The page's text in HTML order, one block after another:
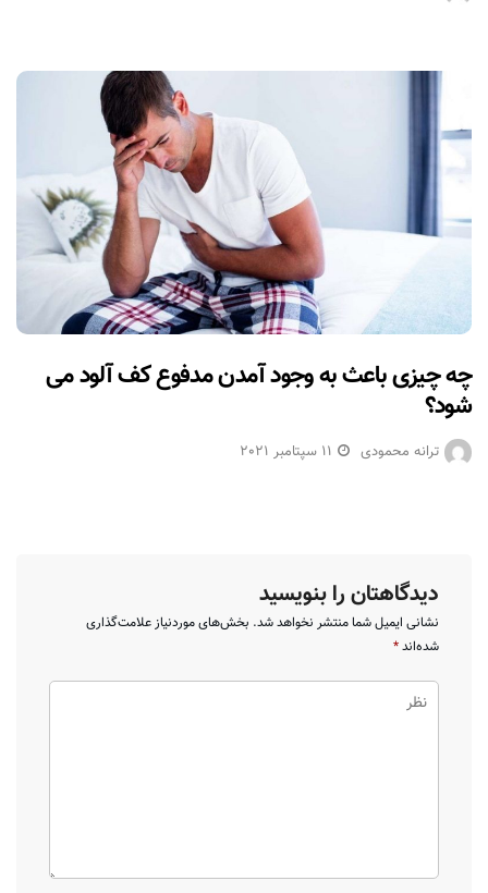
چه چیزی باعث به وجود آمدن مدفوع کف آلود می
شود؟
ترانه محمودی 11 سپتامبر 2021
دیدگاهتان را بنویسید
نشانی ایمیل شما منتشر نخواهد شد. بخش‌های موردنیاز علامت‌گذاری
شده‌اند*